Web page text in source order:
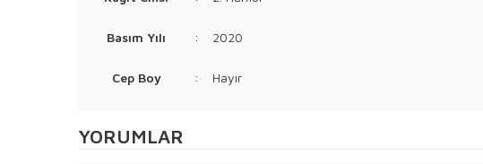
Basım Yılı : 2020
Cep Boy : Hayır
YORUMLAR